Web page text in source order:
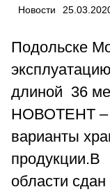
Новости
Подольске
длиной 36
НОВОТЕНТ –
варианты
продукции.В
области